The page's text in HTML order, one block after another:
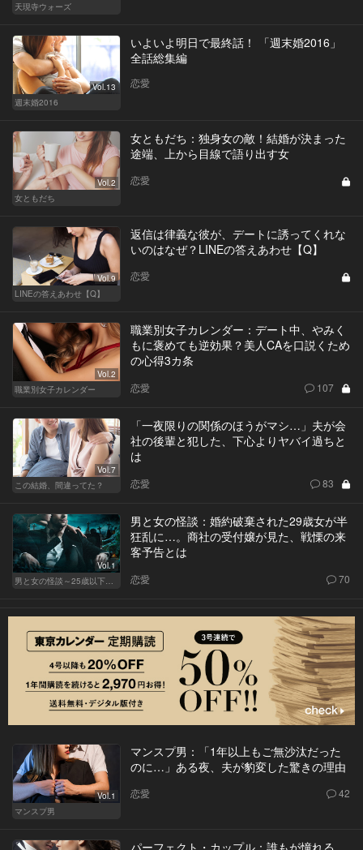
天現寺ウォーズ
Vol.13
週末婚2016
いよいよ明日で最終話！ 「週末婚2016」
全話総集編
恋愛
Vol.2
女ともだち
女ともだち：独身女の敵！結婚が決まった
途端、上から目線で語り出す女
恋愛
Vol.9
LINEの答えあわせ【Q】
返信は律義な彼が、デートに誘ってくれな
いのはなぜ？LINEの答えあわせ【Q】
恋愛
Vol.2
職業別女子カレンダー
職業別女子カレンダー：デート中、やみく
もに褒めても逆効果？美人CAを口説くため
の心得3カ条
恋愛 107
Vol.7
この結婚、間違ってた？
「一夜限りの関係のほうがマシ…」夫が会
社の後輩と犯した、下心よりヤバイ過ちと
は
恋愛 83
Vol.1
男と女の怪談～25歳以下閲覧禁止～
男と女の怪談：婚約破棄された29歳女が半
狂乱に…。商社の受付嬢が見た、戦慄の来
客予告とは
恋愛 70
Vol.1
マンスプ男
マンスプ男：「1年以上もご無沙汰だった
のに…」ある夜、夫が豹変した驚きの理由
恋愛 42
パーフェクト・カップル：誰もが憧れる